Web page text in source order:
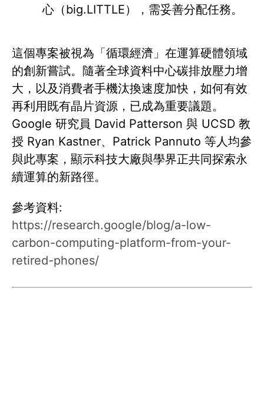
心（big.LITTLE），需妥善分配任務。
這個專案被視為「循環經濟」在運算硬體領域
的創新嘗試。隨著全球資料中心碳排放壓力增
大，以及消費者手機汰換速度加快，如何有效
再利用既有晶片資源，已成為重要議題。
Google 研究員 David Patterson 與 UCSD 教
授 Ryan Kastner、Patrick Pannuto 等人均參
與此專案，顯示科技大廠與學界正共同探索永
續運算的新路徑。
參考資料:
https://research.google/blog/a-low-
carbon-computing-platform-from-your-
retired-phones/